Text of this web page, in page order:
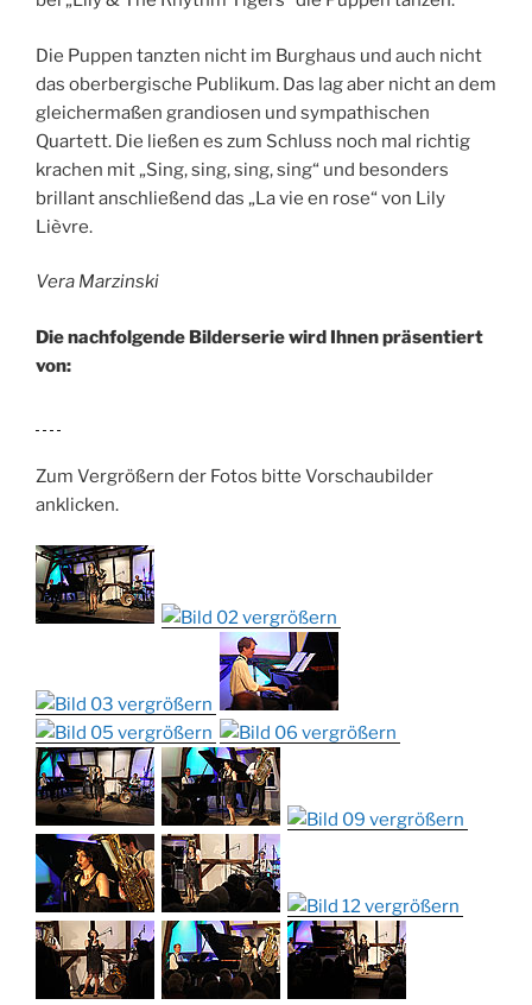
Die Puppen tanzten nicht im Burghaus und auch nicht
das oberbergische Publikum. Das lag aber nicht an dem
gleichermaßen grandiosen und sympathischen
Quartett. Die ließen es zum Schluss noch mal richtig
krachen mit „Sing, sing, sing, sing“ und besonders
brillant anschließend das „La vie en rose“ von Lily
Lièvre.
Vera Marzinski
Die nachfolgende Bilderserie wird Ihnen präsentiert
von:
Zum Vergrößern der Fotos bitte Vorschaubilder
anklicken.